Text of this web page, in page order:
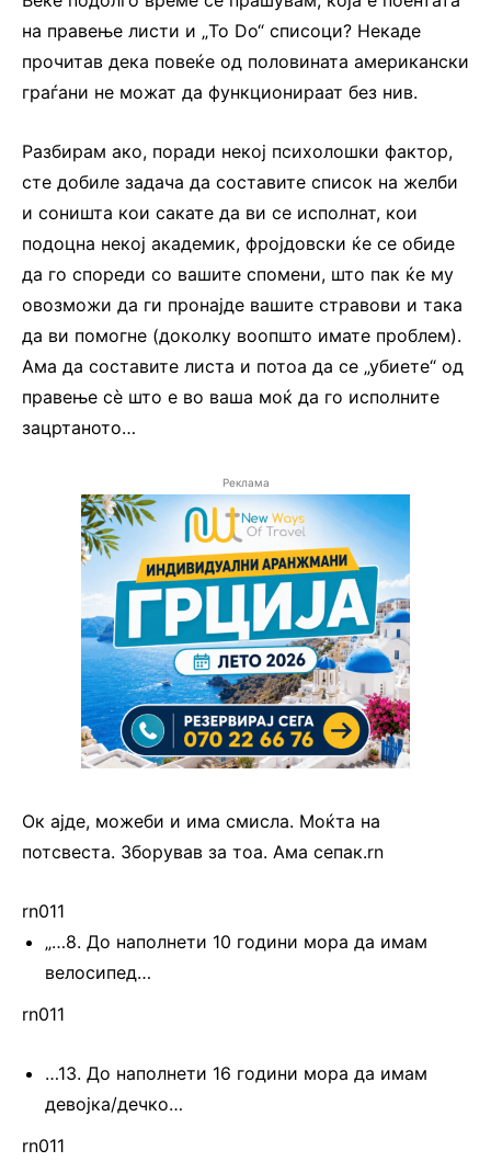
на правење листи и „To Do“ списоци? Некаде
прочитав дека повеќе од половината американски
граѓани не можат да функционираат без нив.
Разбирам ако, поради некој психолошки фактор,
сте добиле задача да составите список на желби
и соништа кои сакате да ви се исполнат, кои
подоцна некој академик, фројдовски ќе се обиде
да го спореди со вашите спомени, што пак ќе му
овозможи да ги пронајде вашите стравови и така
да ви помогне (доколку воопшто имате проблем).
Ама да составите листа и потоа да се „убиете“ од
правење сѐ што е во ваша моќ да го исполните
зацртаното…
Реклама
Ок ајде, можеби и има смисла. Моќта на
потсвеста. Зборував за тоа. Ама сепак.rn
rn011
„…8. До наполнети 10 години мора да имам
велосипед…
rn011
…13. До наполнети 16 години мора да имам
девојка/дечко…
rn011